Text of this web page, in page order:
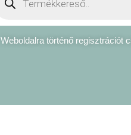
Weboldalra történő regisztrációt